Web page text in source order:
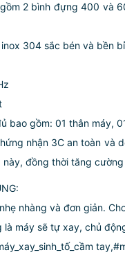
2 bình đựng 400 và
304 sắc bén và bền
bao gồm: 01 thân máy,
nhận 3C an toàn và
này, đồng thời tăng
nhàng và đơn giản.
là máy sẽ tự xay, chủ